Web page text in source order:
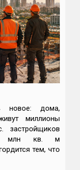
новое: дома,
миллионы
застройщиков
млн кв. м
тем, что